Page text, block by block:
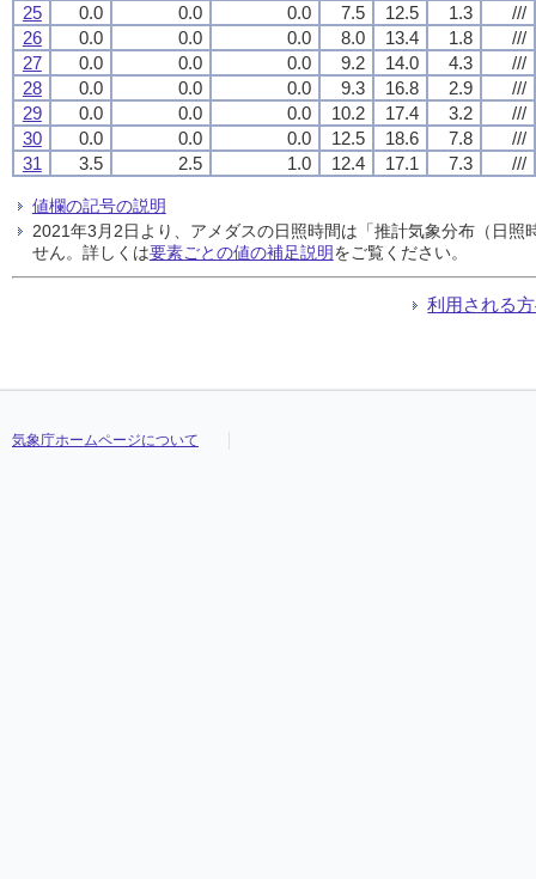
25
0.0 0.0 0.0 7.5 12.5 1.3
///
26
0.0 0.0 0.0 8.0 13.4 1.8
///
27
0.0 0.0 0.0 9.2 14.0 4.3
///
28
0.0 0.0 0.0 9.3 16.8 2.9
///
29
0.0 0.0 0.0 10.2 17.4 3.2
///
30
0.0 0.0 0.0 12.5 18.6 7.8
///
31
3.5 2.5 1.0 12.4 17.1 7.3 ///
値欄の記号の説明
2021年3月2日より、アメダスの日照時間は「推計気象分布（日
せん。詳しくは要素ごとの値の補足説明をご覧ください。
利用される
気象庁ホームページについて